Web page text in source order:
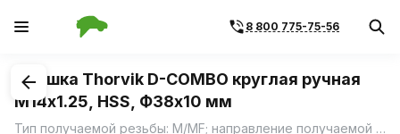
8 800 775-75-56
1/1
Плашка Thorvik D-COMBO круглая ручная
М14х1.25, HSS, Ф38х10 мм
Тип получаемой резьбы: M/MF; направление получаемой резьбы: R; плашка соответствует DIN EN 22581